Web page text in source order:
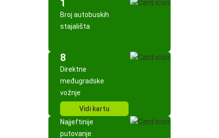
1
Broj autobuskih
stajališta
8
Direktne
međugradske
vožnje
Vidi kartu
Najjeftinije
putovanje